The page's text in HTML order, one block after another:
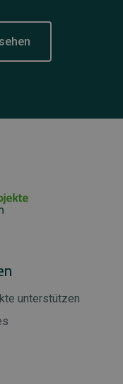
unterstützen